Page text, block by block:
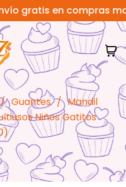
en compras mayores
/ Guantes / Mandil
Niños Gatitos